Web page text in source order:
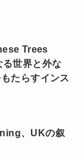
Trees
世界と外な
たらすインス
、UKの叙